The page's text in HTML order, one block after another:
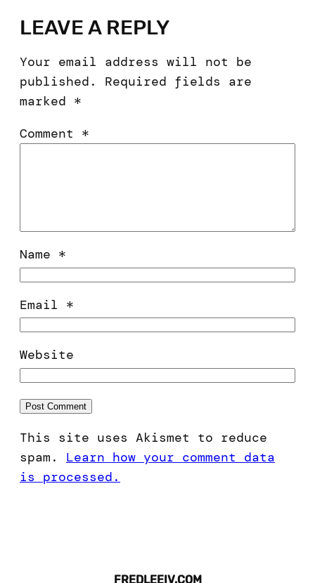
LEAVE A REPLY
Your email address will not be
published.
Required fields are
marked *
Comment *
Name *
Email *
Website
This site uses Akismet to reduce
spam. Learn how your comment data
is processed.
FREDLEEIV.COM